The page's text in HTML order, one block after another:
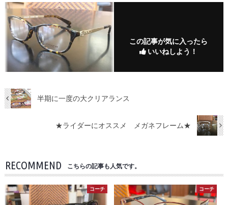
この記事が気に入ったら
いいねしよう！
半期に一度の大クリアランス
★ライダーにオススメ メガネフレーム★
RECOMMEND こちらの記事も人気です。
コーチ コーチ